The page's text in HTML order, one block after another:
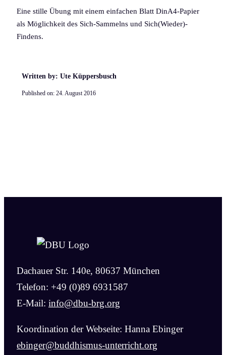
Eine stille Übung mit einem einfachen Blatt DinA4-Papier
als Möglichkeit des Sich-Sammelns und Sich(Wieder)-
Findens.
Written by: Ute Küppersbusch
Published on: 24. August 2016
Dachauer Str. 140e, 80637 München
Telefon: +49 (0)89 6931587
E-Mail: info@dbu-brg.org
Koordination der Webseite: Hanna Ebinger
ebinger@buddhismus-unterricht.org